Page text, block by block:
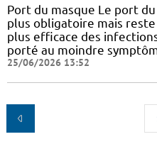
Port du masque Le port
plus obligatoire mais
plus efficace des
porté au moindre
25/06/2026 13:52